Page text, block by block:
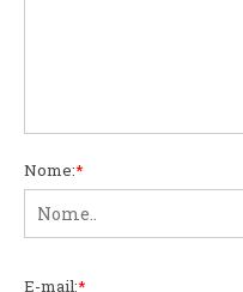
Nome:*
E-mail:*